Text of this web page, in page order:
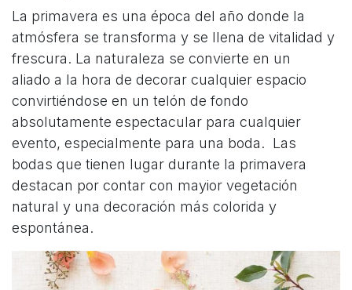
La primavera es una época del año donde la
atmósfera se transforma y se llena de vitalidad y
frescura. La naturaleza se convierte en un
aliado a la hora de decorar cualquier espacio
convirtiéndose en un telón de fondo
absolutamente espectacular para cualquier
evento, especialmente para una boda. Las
bodas que tienen lugar durante la primavera
destacan por contar con mayior vegetación
natural y una decoración más colorida y
espontánea.